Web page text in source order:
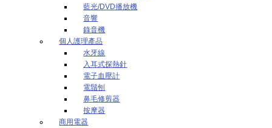
藍光/DVD播放機
音響
錄音機
個人護理產品
水牙線
入耳式探熱針
電子血壓計
電鬚刨
鼻毛修剪器
按摩器
商用電器